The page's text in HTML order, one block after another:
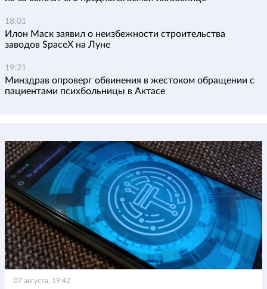
18:01
Илон Маск заявил о неизбежности строительства
заводов SpaceX на Луне
19:21
Минздрав опроверг обвинения в жестоком обращении с
пациентами психбольницы в Актасе
07 августа, 19:42